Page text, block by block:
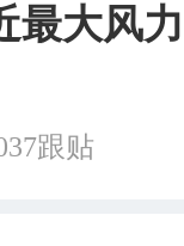
最大风力
跟贴